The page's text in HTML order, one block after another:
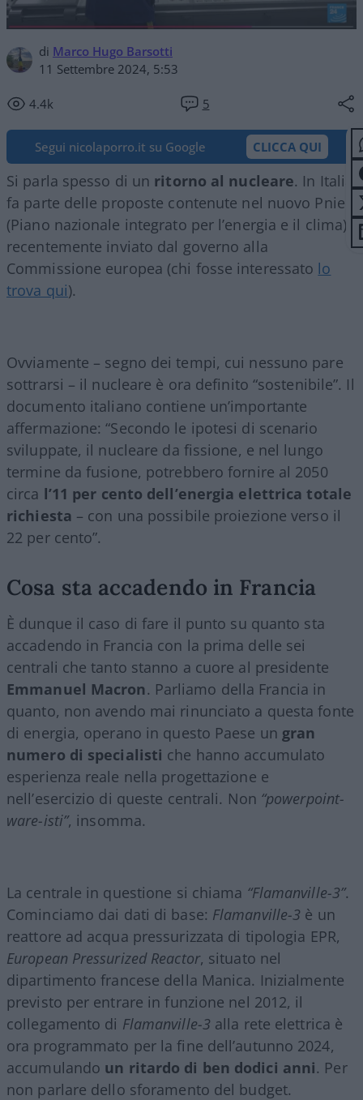
di Marco Hugo Barsotti
11 Settembre 2024, 5:53
4.4k 5
Segui nicolaporro.it su Google CLICCA QUI
Si parla spesso di un ritorno al nucleare. In Italia
fa parte delle proposte contenute nel nuovo Pniec
(Piano nazionale integrato per l’energia e il clima),
recentemente inviato dal governo alla
Commissione europea (chi fosse interessato lo
trova qui).
Ovviamente – segno dei tempi, cui nessuno pare
sottrarsi – il nucleare è ora definito “sostenibile”. Il
documento italiano contiene un’importante
affermazione: “Secondo le ipotesi di scenario
sviluppate, il nucleare da fissione, e nel lungo
termine da fusione, potrebbero fornire al 2050
circa l’11 per cento dell’energia elettrica totale
richiesta – con una possibile proiezione verso il
22 per cento”.
Cosa sta accadendo in Francia
È dunque il caso di fare il punto su quanto sta
accadendo in Francia con la prima delle sei
centrali che tanto stanno a cuore al presidente
Emmanuel Macron. Parliamo della Francia in
quanto, non avendo mai rinunciato a questa fonte
di energia, operano in questo Paese un gran
numero di specialisti che hanno accumulato
esperienza reale nella progettazione e
nell’esercizio di queste centrali. Non “powerpoint-
ware-isti”, insomma.
La centrale in questione si chiama “Flamanville-3”.
Cominciamo dai dati di base: Flamanville-3 è un
reattore ad acqua pressurizzata di tipologia EPR,
European Pressurized Reactor, situato nel
dipartimento francese della Manica. Inizialmente
previsto per entrare in funzione nel 2012, il
collegamento di Flamanville-3 alla rete elettrica è
ora programmato per la fine dell’autunno 2024,
accumulando un ritardo di ben dodici anni. Per
non parlare dello sforamento del budget.